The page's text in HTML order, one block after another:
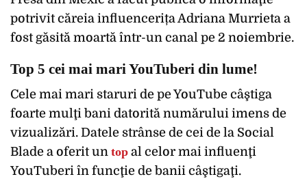
potrivit căreia influencerița Adriana Murrieta a
fost găsită moartă într-un canal pe 2 noiembrie.
Top 5 cei mai mari YouTuberi din lume!
Cele mai mari staruri de pe YouTube câştiga
foarte mulţi bani datorită numărului imens de
vizualizări. Datele strânse de cei de la Social
Blade a oferit un top al celor mai influenţi
YouTuberi în funcţie de banii câştigaţi.